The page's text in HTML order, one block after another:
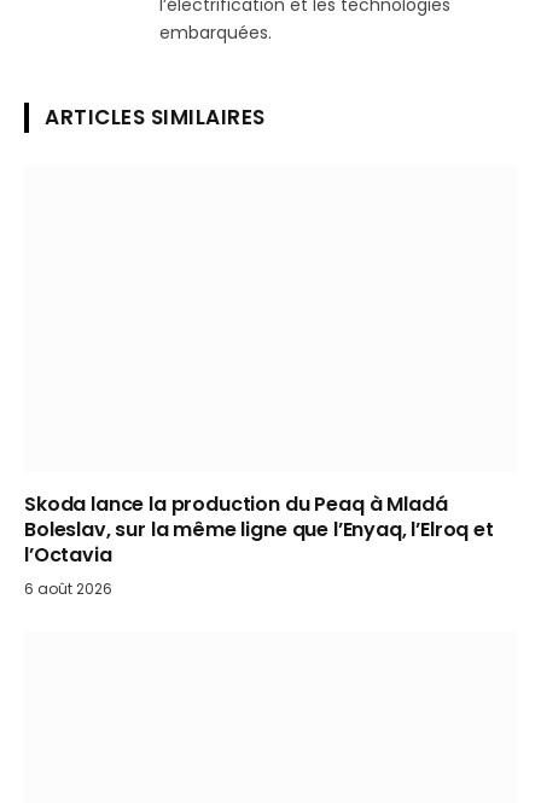
l’électrification et les technologies
embarquées.
ARTICLES SIMILAIRES
Skoda lance la production du Peaq à Mladá
Boleslav, sur la même ligne que l’Enyaq, l’Elroq et
l’Octavia
6 août 2026